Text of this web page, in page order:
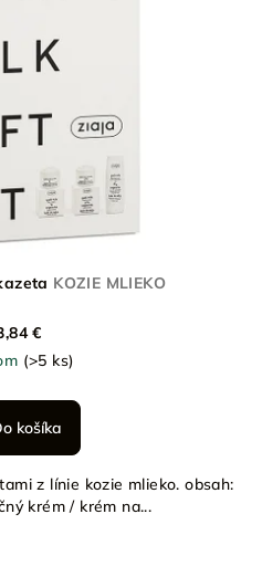
KOZIE MLIEKO
€
(>5 ks)
košíka
z línie kozie mlieko. obsah:
krém / krém na...